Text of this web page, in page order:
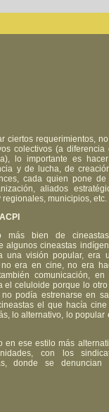
ciertos requerimientos,
colectivos (a diferencia
lo importante es
y de lucha, de
cada quien pone
aliados
regionales, municipios,
más bien de
algunos cineastas
una visión popular, era
era en cine, no era
comunicación, en
el celuloide porque lo
podía estrenarse en
el que hacía cine
lo alternativo, lo popular
en ese estilo más
con los
donde se denuncian